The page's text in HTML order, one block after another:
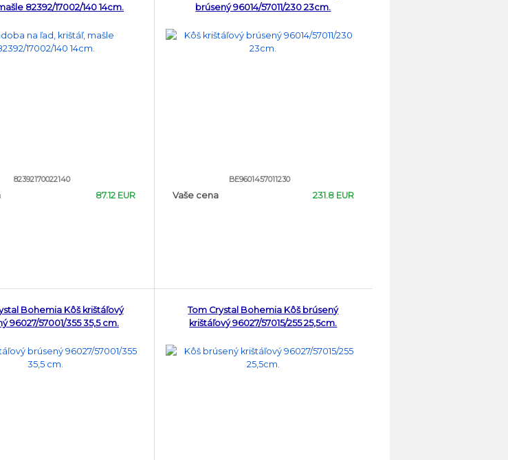
82392/17002/140 14cm.
82392170022140
87.12 EUR
brúsený 96014/57011/230 23cm.
BE9601457011230
Vaše cena 231.8 EUR
Bohemia Kôš krištáľový
96027/57001/355 35,5 cm.
Tom Crystal Bohemia Kôš brúsený
krištáľový 96027/57015/255 25,5cm.